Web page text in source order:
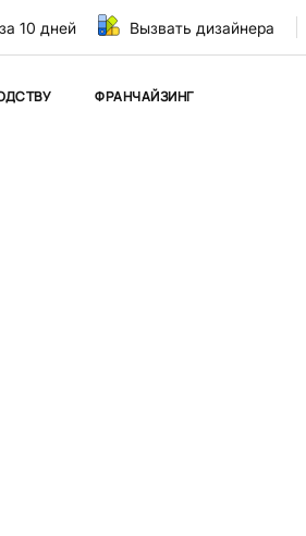
10 дней Вызвать дизайнера
ФРАНЧАЙЗИНГ